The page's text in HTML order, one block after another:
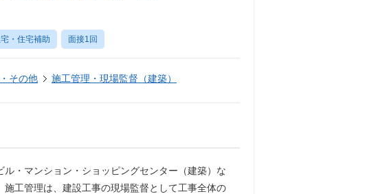
・住宅補助 面接1回
その他 施工管理・現場監督（建築）
・マンション・ショッピングセンター（建築）な
工管理は、建設工事の現場監督として工事全体の